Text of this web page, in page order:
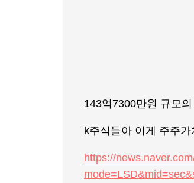
143억7300만원 규모
k주식들아 이게 주주가
https://